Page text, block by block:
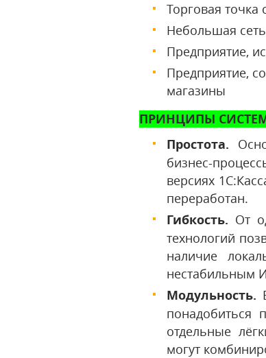
Торговая
Небольшая сеть
Предприятие,
Предприятие,
магазины
ПРИНЦИПЫ
Простота.
бизнес-
версиях
переработан.
Гибкость. От
технологий
наличие
нестабильным
Модульность.
понадобиться
отдельные
могут